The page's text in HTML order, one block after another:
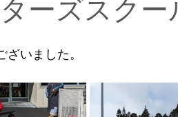
ーズスクー
いました。